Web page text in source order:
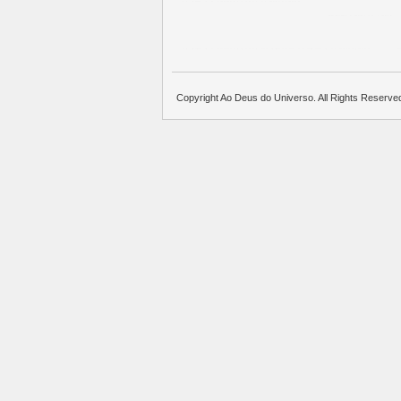
Copyright Ao Deus do Universo. All Rights